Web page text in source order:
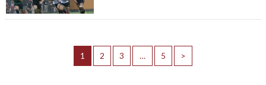
1 2 3 … 5 >